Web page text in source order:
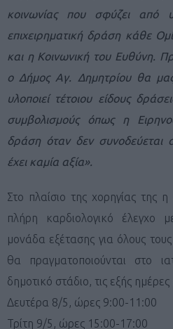
κοινωνίας που σφύζει από
επιχειρηματική δράση κάθε
και η Κοινωνική του Ευθύνη.
ο Δήμος Αγ. Δημητρίου θα
υλοποιεί τέτοιου είδους
συμβολισμούς όπως η
δράση όταν δεν συνοδεύεται
έχει καμία αξία».
Στο πλαίσιο της χορηγίας της η
πλήρη καρδιολογικό έλεγχο
μονάδα εξέτασης για όλους
θα πραγματοποιούνται στο
δημοτικό στάδιο, τις εξής
Δευτέρα 8/5, ώρες 9:00-11:00
Τρίτη 9/5, ώρες 15:00-17:00